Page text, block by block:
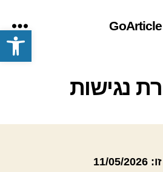
פתח סרגל נגישות GoArticle
תפריט
נגישות